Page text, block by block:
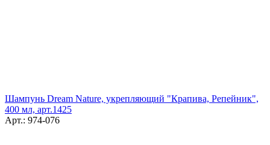
Шампунь Dream Nature, укрепляющий "Крапива, Репейник",
400 мл, арт.1425
Арт.: 974-076